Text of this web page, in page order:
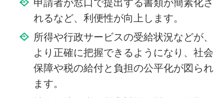
申請者が窓口で提出する書類が簡素化さ
れるなど、利便性が向上します。
所得や行政サービスの受給状況などが、
より正確に把握できるようになり、社会
保障や税の給付と負担の公平化が図られ
ます。